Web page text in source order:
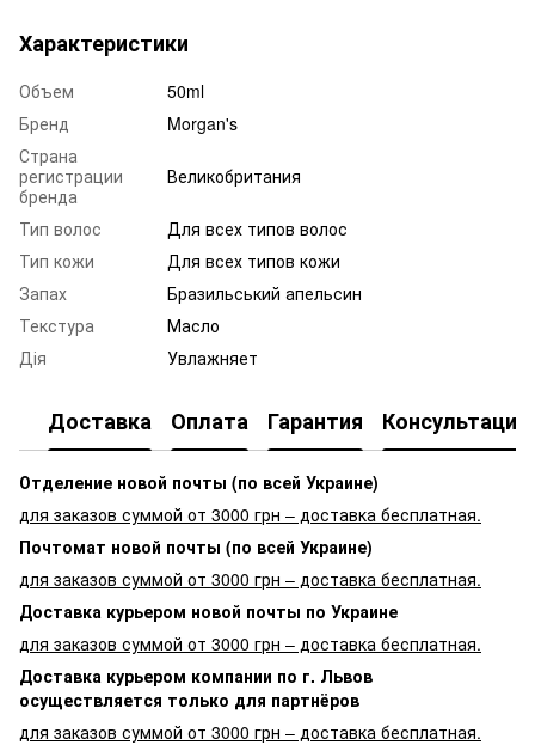
Характеристики
Объем
50ml
Бренд
Morgan's
Страна
регистрации
бренда
Великобритания
Тип волос
Для всех типов волос
Тип кожи
Для всех типов кожи
Запах
Бразильський апельсин
Текстура
Масло
Дія
Увлажняет
Доставка Оплата Гарантия Консультация
Отделение новой почты (по всей Украине)
для заказов суммой от 3000 грн – доставка бесплатная.
Почтомат новой почты (по всей Украине)
для заказов суммой от 3000 грн – доставка бесплатная.
Доставка курьером новой почты по Украине
для заказов суммой от 3000 грн – доставка бесплатная.
Доставка курьером компании по г. Львов
осуществляется только для партнёров
для заказов суммой от 3000 грн – доставка бесплатная.